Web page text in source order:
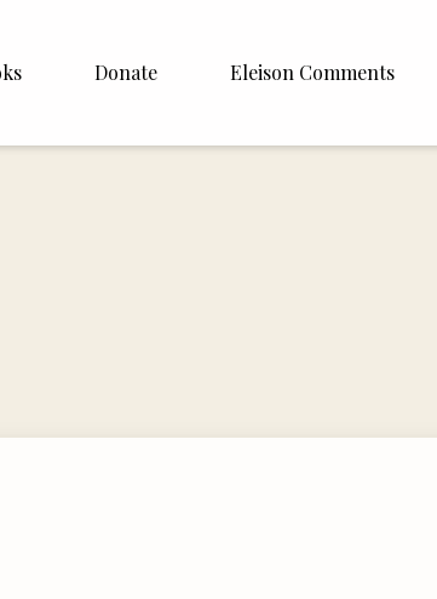
Donate Eleison Comments
Italiano